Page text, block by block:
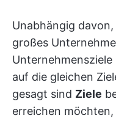
Unabhängig
großes
auf die gleichen
gesagt sind Ziele
erreichen